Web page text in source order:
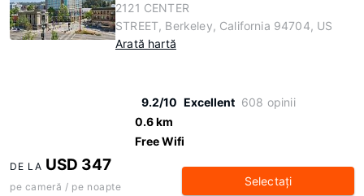
2121 CENTER
STREET, Berkeley, California 94704, US
Arată hartă
9.2/10 Excellent 608 opinii
0.6 km
Free Wifi
DE LA USD 347
pe cameră / pe noapte Selectaţi